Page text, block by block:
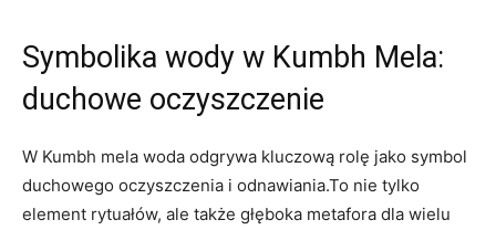
Symbolika wody w Kumbh Mela:
duchowe oczyszczenie
W Kumbh mela woda odgrywa kluczową rolę jako symbol
duchowego oczyszczenia i odnawiania.To nie tylko
element rytuałów, ale także głęboka metafora dla wielu